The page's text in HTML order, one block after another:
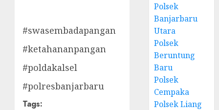
#swasembadapangan
#ketahananpangan
#poldakalsel
#polresbanjarbaru
Tags:
Polsek
Banjarbaru
Utara
Polsek
Beruntung
Baru
Polsek
Cempaka
Polsek Liang